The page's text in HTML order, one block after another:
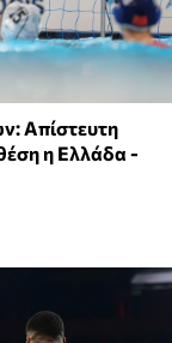
Απίστευτη
η Ελλάδα -